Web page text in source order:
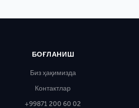
БОҒЛАНИШ
Биз ҳақимизда
Контактлар
+99871 200 60 02